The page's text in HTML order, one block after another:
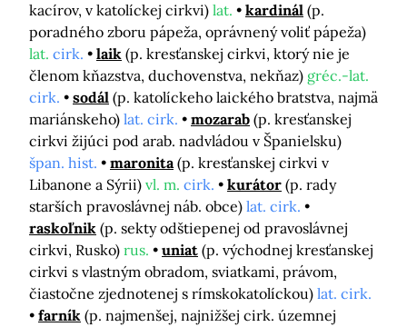
kacírov, v katolíckej cirkvi) lat. kardinál (p.
poradného zboru pápeža, oprávnený voliť pápeža)
lat. cirk. laik (p. kresťanskej cirkvi, ktorý nie je
členom kňazstva, duchovenstva, nekňaz) gréc.-lat.
cirk.
sodál (p. katolíckeho laického bratstva, najmä
mariánskeho) lat. cirk. mozarab (p. kresťanskej
cirkvi žijúci pod arab. nadvládou v Španielsku)
špan. hist.
maronita (p. kresťanskej cirkvi v
Libanone a Sýrii) vl. m. cirk. kurátor (p. rady
starších pravoslávnej náb. obce) lat. cirk.
raskoľnik (p. sekty odštiepenej od pravoslávnej
cirkvi, Rusko) rus. uniat (p. východnej kresťanskej
cirkvi s vlastným obradom, sviatkami, právom,
čiastočne zjednotenej s rímskokatolíckou) lat. cirk.
farník (p. najmenšej, najnižšej cirk. územnej